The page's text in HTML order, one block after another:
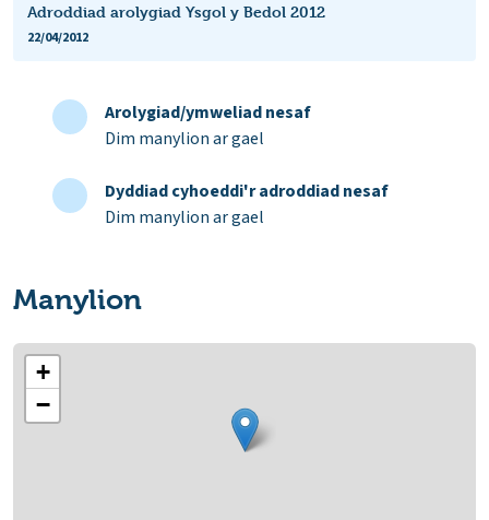
Adroddiad arolygiad Ysgol y Bedol 2012
22/04/2012
Arolygiad/ymweliad nesaf
Dim manylion ar gael
Dyddiad cyhoeddi'r adroddiad nesaf
Dim manylion ar gael
Manylion
+
−